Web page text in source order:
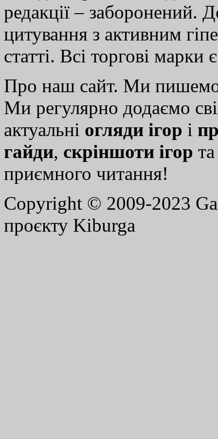
редакції – заборонений.
цитування з активним
статті. Всі торгові марки
Про наш сайт. Ми
Ми регулярно додаємо
актуальні огляди ігор і
гайди, скріншоти ігор
приємного читання!
Copyright © 2009-2023
проєкту Kiburga